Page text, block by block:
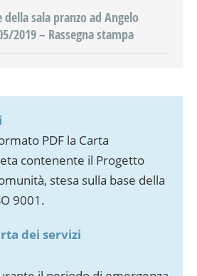
della sala pranzo ad Angelo
2019 – Rassegna stampa
PDF la Carta
contenente il Progetto
stesa sulla base della
9001.
dei servizi